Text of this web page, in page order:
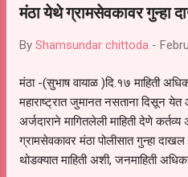
यात्रा करणे सुलभ होईल अशा आशयाचे
मंठा येथे ग्रामसेवकावर गुन्हा
By Shamsundar chittoda -
मंठा -(सुभाष वायाळ )दि.१७ माहिती
महाराष्ट्रात जुमानत नसताना दिसून येत
अर्जदाराने मागितलेली माहिती देणे कर्तव्य
ग्रामसेवकावर मंठा पोलीसात गुन्हा
थोडक्यात माहिती अशी, जनमाहिती